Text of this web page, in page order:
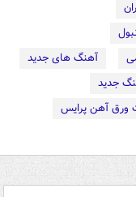
آهنگ های جدید
جدید
ورق آهن پرایس